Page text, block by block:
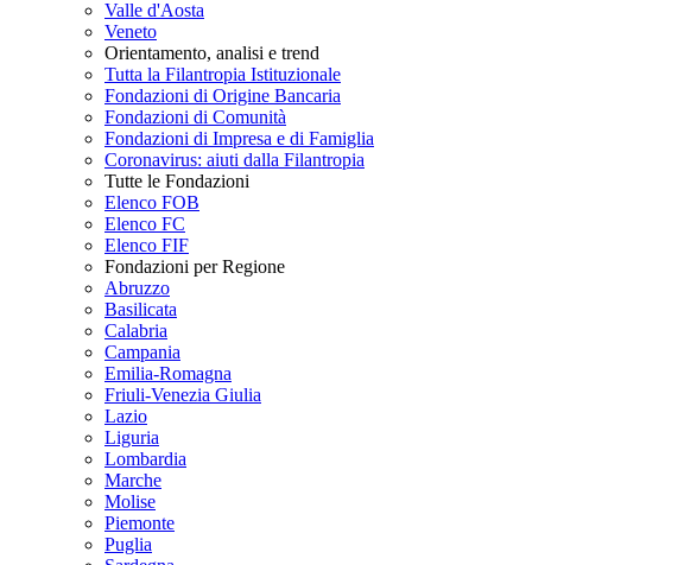
Valle d'Aosta
Veneto
Orientamento, analisi e trend
Tutta la Filantropia Istituzionale
Fondazioni di Origine Bancaria
Fondazioni di Comunità
Fondazioni di Impresa e di Famiglia
Coronavirus: aiuti dalla Filantropia
Tutte le Fondazioni
Elenco FOB
Elenco FC
Elenco FIF
Fondazioni per Regione
Abruzzo
Basilicata
Calabria
Campania
Emilia-Romagna
Friuli-Venezia Giulia
Lazio
Liguria
Lombardia
Marche
Molise
Piemonte
Puglia